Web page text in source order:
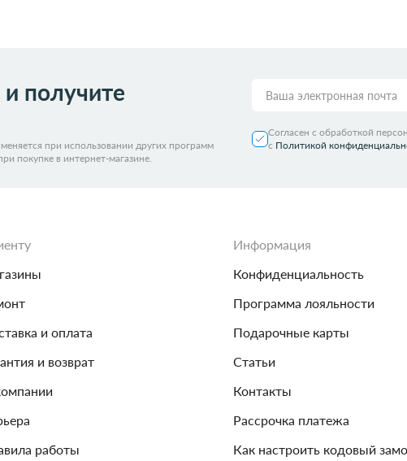
получите
при использовании других программ
покупке в интернет-магазине.
Согласен с обработкой
с Политикой
и оплата
и возврат
работы
Информация
Конфиденциальность
Программа лояльности
Подарочные карты
Статьи
Контакты
Рассрочка платежа
Как настроить кодовый